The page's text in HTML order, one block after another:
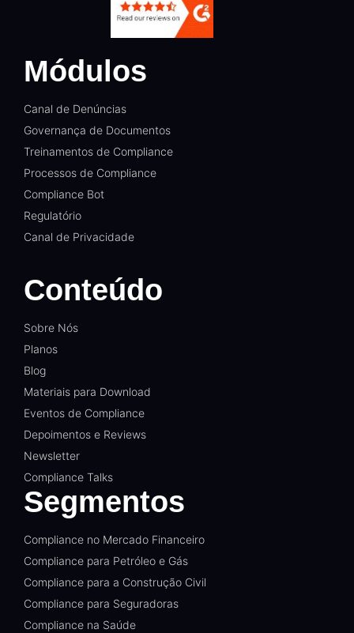
Módulos
Canal de Denúncias
Governança de Documentos
Treinamentos de Compliance
Processos de Compliance
Compliance Bot
Regulatório
Canal de Privacidade
Conteúdo
Sobre Nós
Planos
Blog
Materiais para Download
Eventos de Compliance
Depoimentos e Reviews
Newsletter
Compliance Talks
Segmentos
Compliance no Mercado Financeiro
Compliance para Petróleo e Gás
Compliance para a Construção Civil
Compliance para Seguradoras
Compliance na Saúde